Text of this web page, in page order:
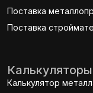
Поставка
Поставка
Калькулятор